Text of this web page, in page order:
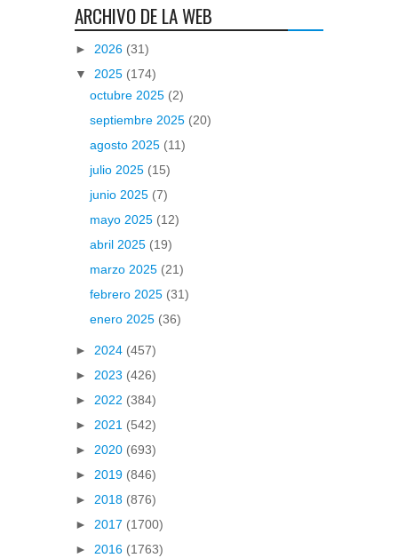
ARCHIVO DE LA WEB
► 2026 (31)
▼ 2025 (174)
octubre 2025 (2)
septiembre 2025 (20)
agosto 2025 (11)
julio 2025 (15)
junio 2025 (7)
mayo 2025 (12)
abril 2025 (19)
marzo 2025 (21)
febrero 2025 (31)
enero 2025 (36)
► 2024 (457)
► 2023 (426)
► 2022 (384)
► 2021 (542)
► 2020 (693)
► 2019 (846)
► 2018 (876)
► 2017 (1700)
► 2016 (1763)